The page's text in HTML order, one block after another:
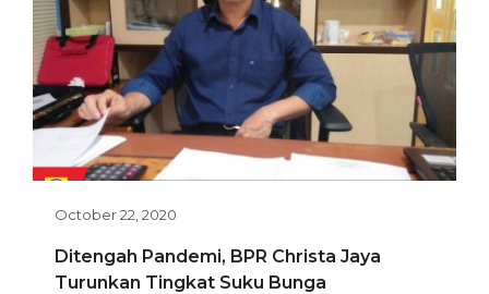
October 22, 2020
Ditengah Pandemi, BPR Christa Jaya
Turunkan Tingkat Suku Bunga